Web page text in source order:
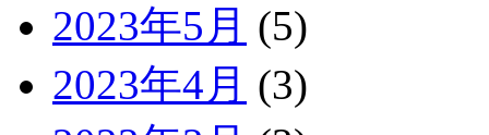
2023年5月 (5)
2023年4月 (3)